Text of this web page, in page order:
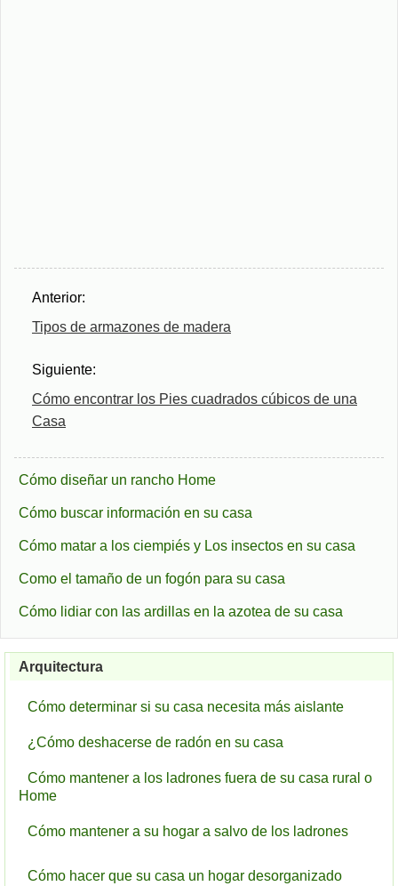
Anterior:
Tipos de armazones de madera
Siguiente:
Cómo encontrar los Pies cuadrados cúbicos de una
Casa
Cómo diseñar un rancho Home
Cómo buscar información en su casa
Cómo matar a los ciempiés y Los insectos en su casa
Como el tamaño de un fogón para su casa
Cómo lidiar con las ardillas en la azotea de su casa
Arquitectura
Cómo determinar si su casa necesita más aislante
¿Cómo deshacerse de radón en su casa
Cómo mantener a los ladrones fuera de su casa rural o
Home
Cómo mantener a su hogar a salvo de los ladrones
Cómo hacer que su casa un hogar desorganizado